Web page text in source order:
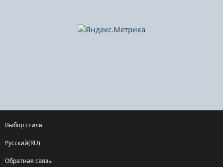
Выбор стиля
Русский(RU)
Обратная связь